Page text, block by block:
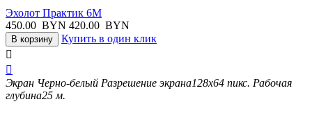
Эхолот Практик 6M
450.00 BYN 420.00 BYN
В корзину
Купить в один клик


Экран Черно-белый Разрешение экрана128х64 пикс. Рабочая
глубина25 м.